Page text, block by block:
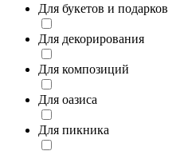
Для букетов и подарков
Для декорирования
Для композиций
Для оазиса
Для пикника